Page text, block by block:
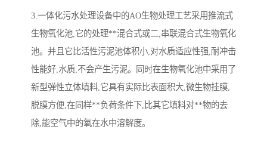
3.一体化污水处理设备中的AO生物处理工艺采用推流式
生物氧化池,它的处理**混合式或二,串联混合式生物氧化
池。并且它比活性污泥池体积小,对水质适应性强,耐冲击
性能好,水质,不会产生污泥。同时在生物氧化池中采用了
新型弹性立体填料,它具有实际比表面积大,微生物挂膜,
脱膜方便,在同样**负荷条件下,比其它填料对**物的去
除,能空气中的氧在水中溶解度。